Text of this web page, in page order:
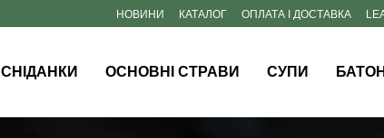
НОВИНИ КАТАЛОГ ОПЛАТА І ДОСТАВКА
СНІДАНКИ ОСНОВНІ СТРАВИ СУПИ